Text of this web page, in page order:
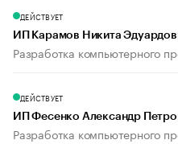
ДЕЙСТВУЕТ
ИП Карамов Никита
Разработка компьютерного
ДЕЙСТВУЕТ
ИП Фесенко Александр
Разработка компьютерного